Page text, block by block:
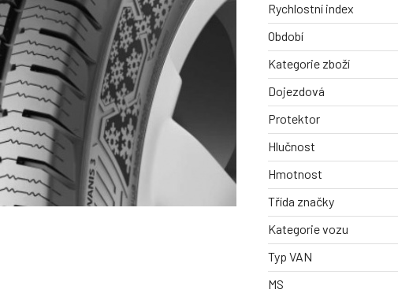
Rychlostní index
Období
Kategorie zboží
Dojezdová
Protektor
Hlučnost
Hmotnost
Třída značky
Kategorie vozu
Typ VAN
MS